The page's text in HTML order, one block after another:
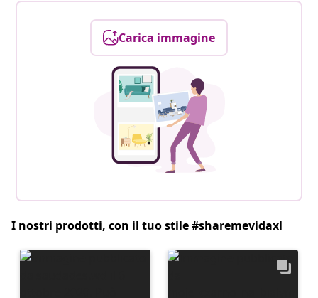
Carica immagine
I nostri prodotti, con il tuo stile #sharemevidaxl